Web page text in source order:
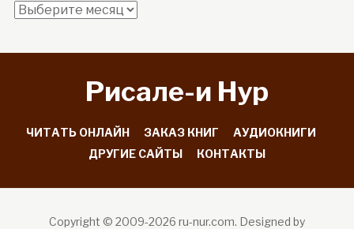
Архив
Рисале-и Hyp
ЧИТАТЬ ОНЛАЙН ЗАКАЗ КНИГ
АУДИОКНИГИ
ДРУГИЕ САЙТЫ
КОНТАКТЫ
Copyright © 2009-2026 ru-nur.com. Designed by